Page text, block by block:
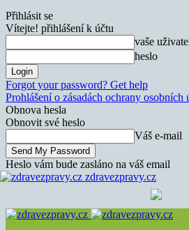
Přihlásit se
Vítejte! přihlášení k účtu
vaše
heslo
Forgot your password? Get help
Prohlášení o zásadách ochrany osobních
Obnova hesla
Obnovit své heslo
Váš e-mail
Heslo vám bude zasláno na váš email
zdravezpravy.cz